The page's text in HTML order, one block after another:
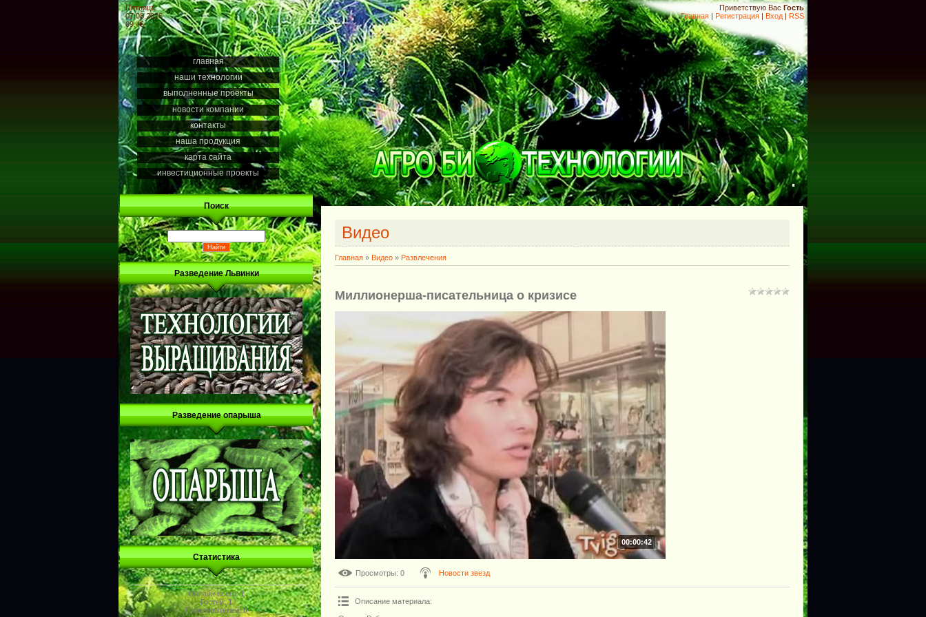
Пятница
07.08.2026
09:46
Приветствую Вас Гость
Главная | Регистрация | Вход | RSS
главная
наши технологии
выполненные проекты
новости компании
контакты
наша продукция
карта сайта
инвестиционные проекты
Поиск
Разведение Львинки
Разведение опарыша
Статистика
Онлайн всего:1
Гостей:1
Пользователей:0
.
Видео
Главная » Видео » Развлечения
Миллионерша-писательница о кризисе
00:00:42
Просмотры: 0 Новости звезд
Описание материала: